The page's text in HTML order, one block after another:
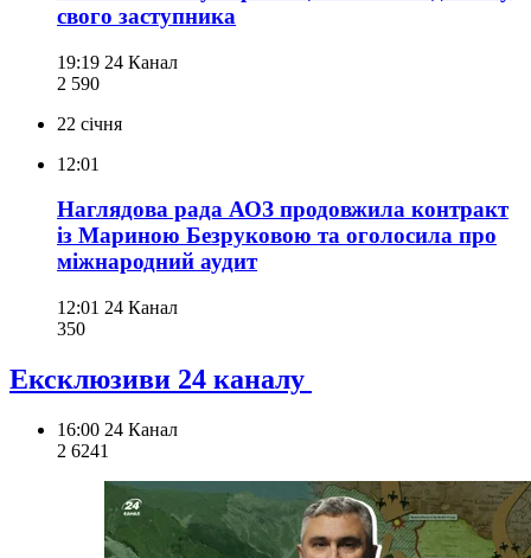
свого заступника
19:19 24 Канал
2 590
22 січня
12:01
Наглядова рада АОЗ продовжила контракт
із Мариною Безруковою та оголосила про
міжнародний аудит
12:01 24 Канал
350
Ексклюзиви 24 каналу
16:00 24 Канал
2 6241